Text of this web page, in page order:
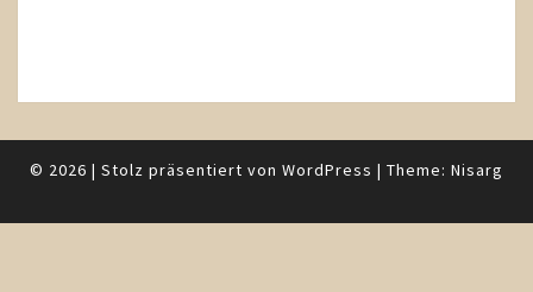
© 2026 | Stolz präsentiert von WordPress | Theme: Nisarg